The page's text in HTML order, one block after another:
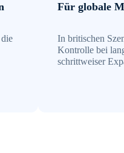
Für globale
In britischen
Kontrolle bei
schrittweiser